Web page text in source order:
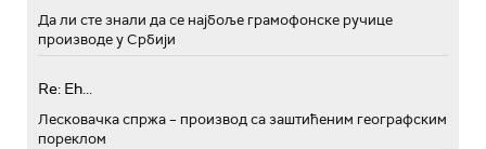
Да ли сте знали да се најбоље грамофонске ручице
производе у Србији
Re: Eh...
Лесковачка спржа – производ са заштићеним географским
пореклом